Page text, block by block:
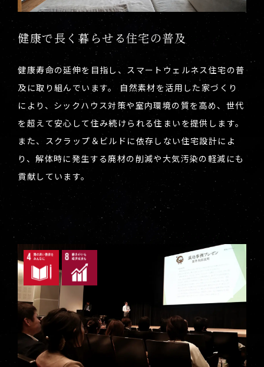
健康で長く暮らせる住宅の普及
健康寿命の延伸を目指し、スマートウェルネス住宅の普
及に取り組んでいます。 自然素材を活用した家づくり
により、シックハウス対策や室内環境の質を高め、世代
を超えて安心して住み続けられる住まいを提供します。
また、スクラップ＆ビルドに依存しない住宅設計によ
り、解体時に発生する廃材の削減や大気汚染の軽減にも
貢献しています。